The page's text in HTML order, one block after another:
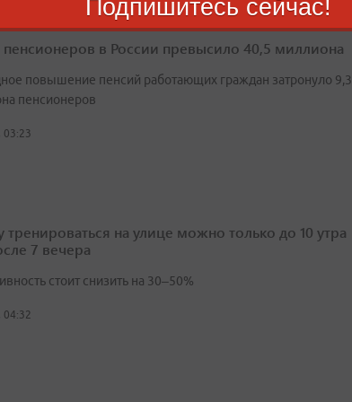
в России превысило 40,5 миллиона
повышение пенсий работающих граждан затронуло 9,3
пенсионеров
03:23
тренироваться на улице можно только до 10 утра
7 вечера
стоит снизить на 30–50%
04:32
Подпишитесь сейчас!